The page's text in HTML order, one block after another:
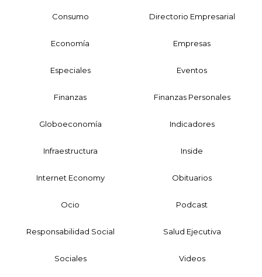
Consumo Directorio Empresarial
Economía Empresas
Especiales Eventos
Finanzas Finanzas Personales
Globoeconomía Indicadores
Infraestructura Inside
Internet Economy Obituarios
Ocio Podcast
Responsabilidad Social Salud Ejecutiva
Sociales Videos